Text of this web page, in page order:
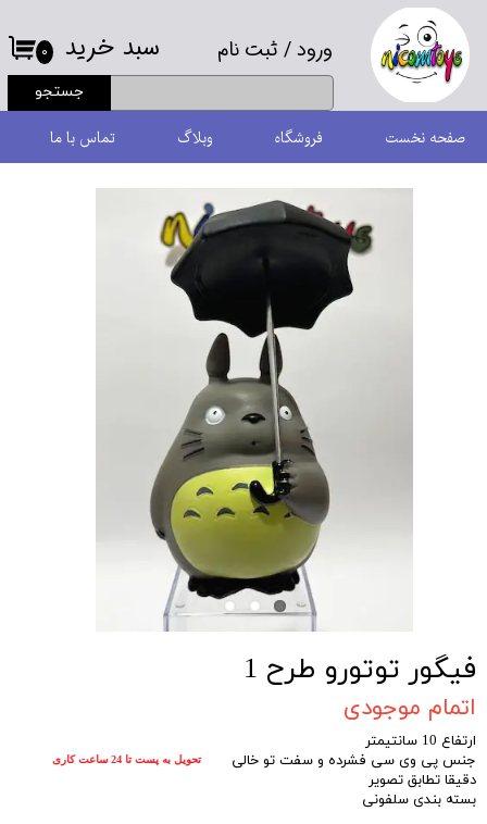
ورود/ ثبت نام
حساب کاربری من
تغییر گذر واژه
سفارشات
خروج از حساب کاربری
جستجو
۰ سبد خرید
صفحه نخست فروشگاه وبلاگ تماس با ما
فیگور توتورو طرح 1
اتمام موجودی
ارتفاع 10 سانتیمتر
جنس پی وی سی فشرده و سفت تو خالی
دقیقا تطابق تصویر
بسته بندی سلفونی
تحویل به پست تا 24 ساعت کاری